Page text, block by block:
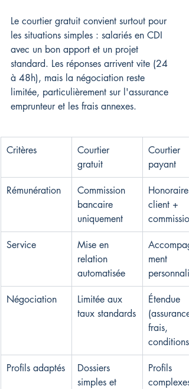
Le courtier gratuit convient surtout pour
les situations simples : salariés en CDI
avec un bon apport et un projet
standard. Les réponses arrivent vite (24
à 48h), mais la négociation reste
limitée, particulièrement sur l'assurance
emprunteur et les frais annexes.
Critères
Courtier
gratuit
Courtier
payant
Rémunération
Commission
bancaire
uniquement
Honoraires
client +
commission
Service
Mise en
relation
automatisée
ment
Négociation
Limitée aux
taux standards
Étendue
frais,
conditions)
Profils adaptés
Dossiers
simples et
Profils